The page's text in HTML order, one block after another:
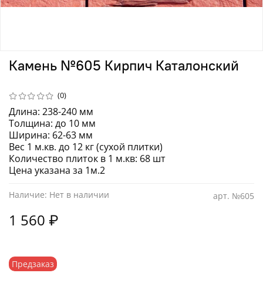
(0)
арт. №605
Наличие: Нет в наличии
Предзаказ
Камень №605 Кирпич Каталонский
1 560 ₽
Длина: 238-240 мм
Толщина: до 10 мм
Ширина: 62-63 мм
Вес 1 м.кв. до 12 кг (сухой плитки)
Количество плиток в 1 м.кв: 68 шт
Цена указана за 1м.2